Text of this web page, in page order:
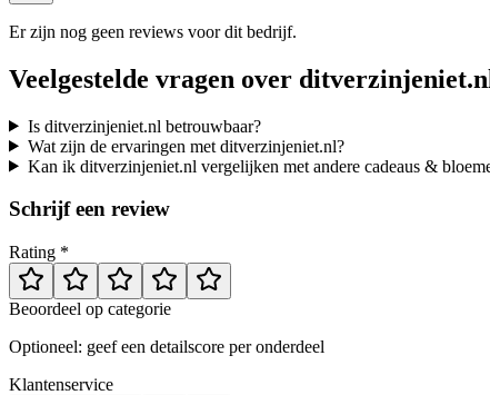
Er zijn nog geen reviews voor dit bedrijf.
Veelgestelde vragen over
Is ditverzinjeniet.nl betrouwbaar?
Wat zijn de ervaringen met ditverzinjeniet.nl?
Kan ik ditverzinjeniet.nl vergelijken met andere cadeaus &
Schrijf een review
Rating *
Beoordeel op categorie
Optioneel: geef een detailscore per onderdeel
Klantenservice